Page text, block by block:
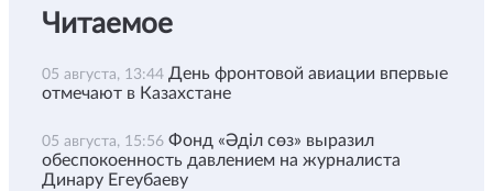
Читаемое
05 августа, 13:44 День фронтовой авиации впервые
отмечают в Казахстане
05 августа, 15:56 Фонд «Әділ сөз» выразил
обеспокоенность давлением на журналиста
Динару Егеубаеву